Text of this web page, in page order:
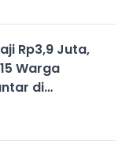
Rp3,9 Juta,
Warga
di